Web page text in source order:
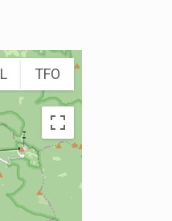
TFO